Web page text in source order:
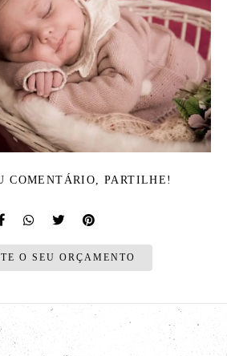
COMENTÁRIO, PARTILHE!
O SEU ORÇAMENTO